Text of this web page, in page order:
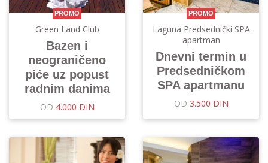
PROMO
Green Land Club
Bazen i
neograničeno
piće uz popust
radnim danima
OD 4.000 DIN
PROMO
Laguna Predsednički SPA
apartman
Dnevni termin u
Predsedničkom
SPA apartmanu
OD 3.500 DIN